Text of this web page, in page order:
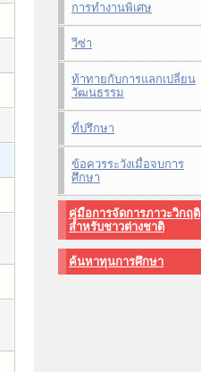
การทำงานพิเศษ
วีซ่า
ท้าทายกับการแลกเปลี่ยน
วัฒนธรรม
ที่ปรึกษา
ข้อควรระวังเมื่อจบการ
ศึกษา
คู่มือการจัดการภาวะวิกฤติ
สำหรับชาวต่างชาติ
ค้นหาทุนการศึกษา